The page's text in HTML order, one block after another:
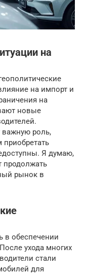
на
на импорт и
на
новые
важную роль,
Я думаю,
продолжать
рынок в
в обеспечении
ухода многих
стали
для